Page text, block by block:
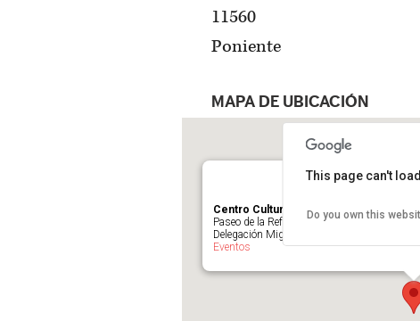
11560
Poniente
MAPA DE UBICACIÓN
Centro Cultural del Bosque
Paseo de la Reforma y Campo Marte sin
Delegación Miguel Hidalgo - México, D.F.
Eventos
This page can't
Do you own this